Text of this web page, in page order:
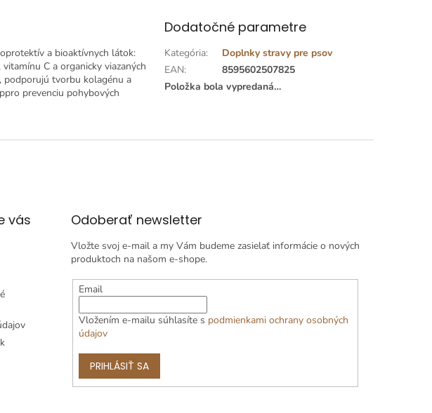
a bioaktívnych látok:
C a organicky viazaných
podporujú tvorbu kolagénu a
prevenciu pohybových
Dodatočné parametre
Kategória:
Doplnky stravy pre psov
EAN:
8595602507825
Položka bola vypredaná…
vás Odoberať newsletter
Vložte svoj e-mail a my Vám budeme zasielať informácie o nových
produktoch na našom e-shope.
Email
Vložením e-mailu súhlasíte s podmienkami ochrany osobných
údajov
PRIHLÁSIŤ SA